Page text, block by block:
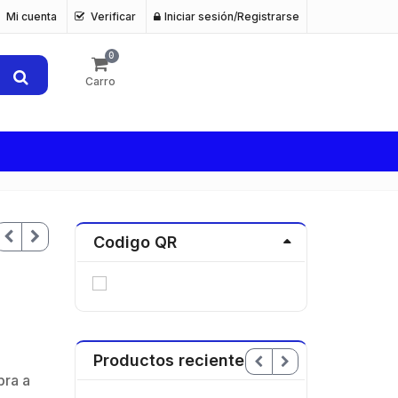
Mi cuenta Verificar Iniciar sesión/Registrarse
0
Carro
a
Codigo QR
Productos recientes